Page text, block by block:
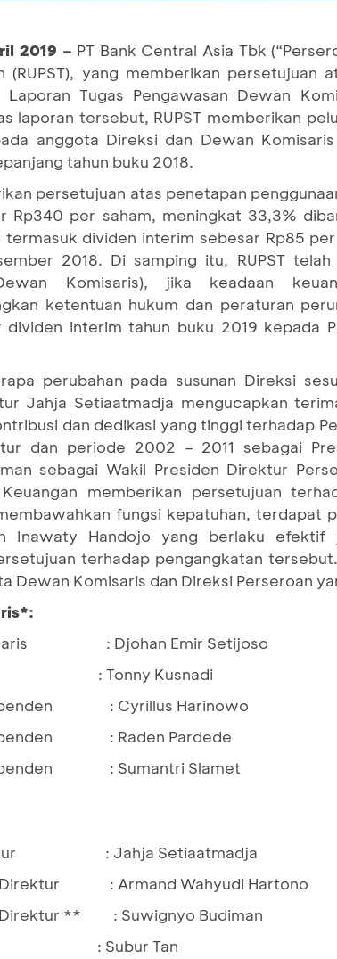
2019 – PT Bank Central Asia Tbk
(RUPST), yang memberikan persetujuan
Laporan Tugas Pengawasan Dewan
laporan tersebut, RUPST memberikan
anggota Direksi dan Dewan
tahun buku 2018.
persetujuan atas penetapan
Rp340 per saham, meningkat 33,3%
dividen interim sebesar Rp85
2018. Di samping itu, RUPST
Komisaris), jika keadaan
ketentuan hukum dan peraturan
dividen interim tahun buku 2019 kepada
perubahan pada susunan Direksi
Jahja Setiaatmadja mengucapkan
dan dedikasi yang tinggi terhadap
dan periode 2002 – 2011 sebagai
sebagai Wakil Presiden Direktur
memberikan persetujuan
fungsi kepatuhan, terdapat
Inawaty Handojo yang berlaku
terhadap pengangkatan
Dewan Komisaris dan Direksi Perseroan
: Djohan Emir Setijoso
: Tonny Kusnadi
: Cyrillus Harinowo
: Raden Pardede
: Sumantri Slamet
: Jahja Setiaatmadja
Direktur : Armand Wahyudi Hartono
Direktur ** : Suwignyo Budiman
: Subur Tan